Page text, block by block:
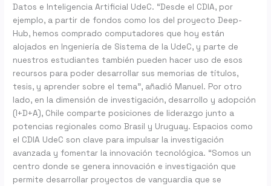
Datos e Inteligencia Artificial UdeC. “Desde el CDIA, por
ejemplo, a partir de fondos como los del proyecto Deep-
Hub, hemos comprado computadores que hoy están
alojados en Ingeniería de Sistema de la UdeC, y parte de
nuestros estudiantes también pueden hacer uso de esos
recursos para poder desarrollar sus memorias de títulos,
tesis, y aprender sobre el tema”, añadió Manuel. Por otro
lado, en la dimensión de investigación, desarrollo y adopción
(I+D+A), Chile comparte posiciones de liderazgo junto a
potencias regionales como Brasil y Uruguay. Espacios como
el CDIA UdeC son clave para impulsar la investigación
avanzada y fomentar la innovación tecnológica. “Somos un
centro donde se genera innovación e investigación que
permite desarrollar proyectos de vanguardia que se